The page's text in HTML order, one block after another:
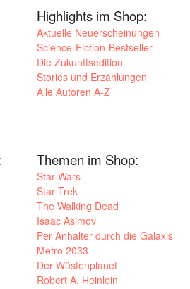
Highlights im Shop:
Aktuelle Neuerscheinungen
Science-Fiction-Bestseller
Die Zukunftsedition
Stories und Erzählungen
Alle Autoren A-Z
Themen im Shop:
Star Wars
Star Trek
The Walking Dead
Isaac Asimov
Per Anhalter durch die Galaxis
Metro 2033
Der Wüstenplanet
Robert A. Heinlein